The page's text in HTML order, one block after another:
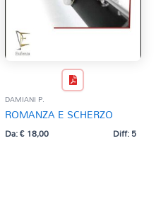
DAMIANI P.
ROMANZA E SCHERZO
Da:€18,00 Diff: 5